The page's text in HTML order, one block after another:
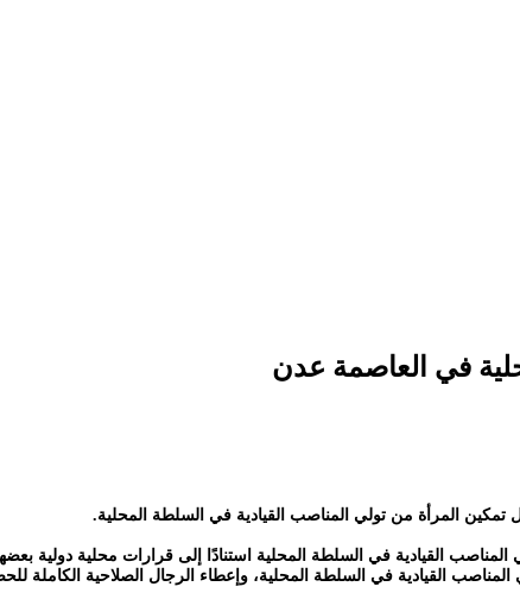
في العاصمة عدن
القيادية في السلطة المحلية استنادًا إلى قرارات محلية دولية
القيادية في السلطة المحلية، وإعطاء الرجال الصلاحية الكاملة